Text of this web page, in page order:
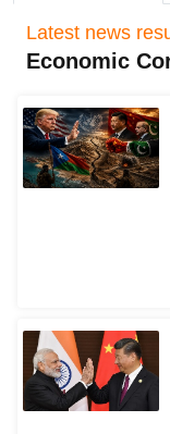
अं
त
ष्ट्री
य
बि
द्यो
ग
ज
ग
Latest news
Economic